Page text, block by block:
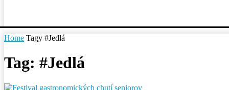
Home Tagy #Jedlá
Tag: #Jedlá